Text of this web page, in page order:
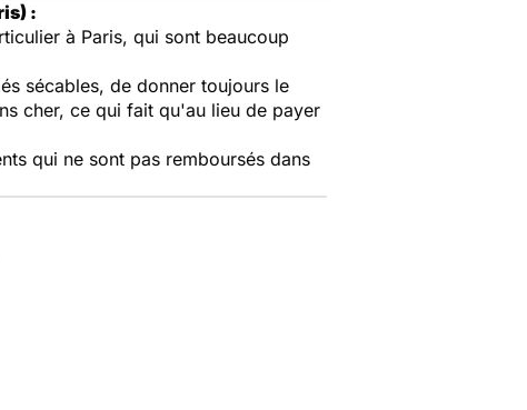
:
à Paris, qui sont beaucoup
sécables, de donner toujours le
cher, ce qui fait qu'au lieu de payer
qui ne sont pas remboursés dans